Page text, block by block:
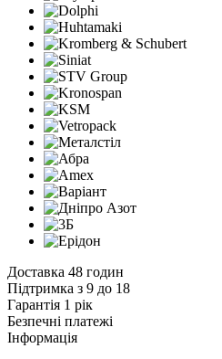
Доставка 48 годин
Підтримка з 9 до 18
Гарантія 1 рік
Безпечні платежі
Інформація